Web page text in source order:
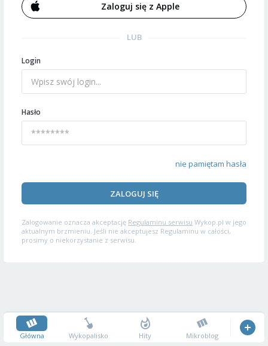
Zaloguj się z Apple
LUB
Login
Hasło
nie pamiętam hasła
ZALOGUJ SIĘ
Zalogowanie oznacza akceptację Regulaminu serwisu Wykop.pl w jego
aktualnym brzmieniu. Jeśli nie akceptujesz Regulaminu w całości,
prosimy o niekorzystanie z serwisu.
Główna Wykopalisko Hity Mikroblog